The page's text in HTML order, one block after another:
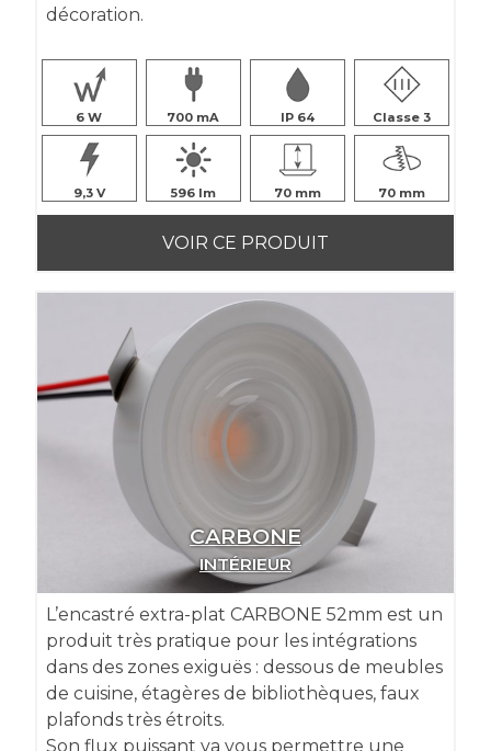
décoration.
6 700 IP 64 Classe 3
9,3 596 70 70
VOIR CE PRODUIT
CARBONE
INTÉRIEUR
L’encastré extra-plat CARBONE 52mm est un
produit très pratique pour les intégrations
dans des zones exiguës : dessous de meubles
de cuisine, étagères de bibliothèques, faux
plafonds très étroits.
Son flux puissant va vous permettre une